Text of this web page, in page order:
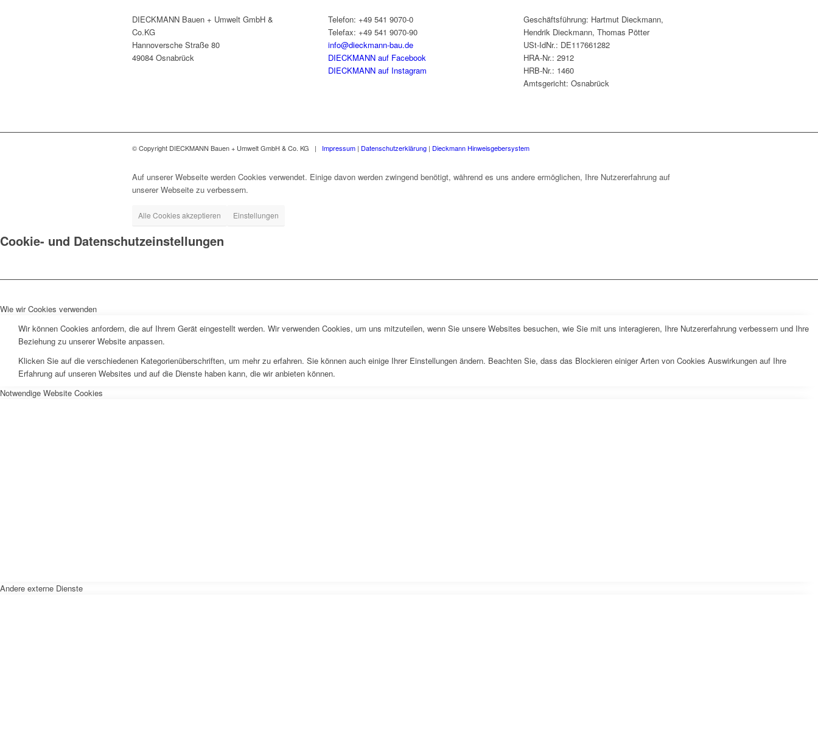
DIECKMANN Bauen + Umwelt GmbH &
Co.KG
Hannoversche Straße 80
49084 Osnabrück
Telefon: +49 541 9070-0
Telefax: +49 541 9070-90
info@dieckmann-bau.de
DIECKMANN auf Facebook
DIECKMANN auf Instagram
Geschäftsführung: Hartmut Dieckmann,
Hendrik Dieckmann, Thomas Pötter
USt-IdNr.: DE117661282
HRA-Nr.: 2912
HRB-Nr.: 1460
Amtsgericht: Osnabrück
© Copyright DIECKMANN Bauen + Umwelt GmbH & Co. KG | Impressum | Datenschutzerklärung | Dieckmann Hinweisgebersystem
Auf unserer Webseite werden Cookies verwendet. Einige davon werden zwingend benötigt, während es uns andere ermöglichen, Ihre Nutzererfahrung auf
unserer Webseite zu verbessern.
Alle Cookies akzeptieren Einstellungen
Cookie- und Datenschutzeinstellungen
Wie wir Cookies verwenden
Wir können Cookies anfordern, die auf Ihrem Gerät eingestellt werden. Wir verwenden Cookies, um uns mitzuteilen, wenn Sie unsere Websites besuchen, wie Sie mit uns interagieren, Ihre Nutzererfahrung verbessern und Ihre
Beziehung zu unserer Website anpassen.
Klicken Sie auf die verschiedenen Kategorienüberschriften, um mehr zu erfahren. Sie können auch einige Ihrer Einstellungen ändern. Beachten Sie, dass das Blockieren einiger Arten von Cookies Auswirkungen auf Ihre
Erfahrung auf unseren Websites und auf die Dienste haben kann, die wir anbieten können.
Notwendige Website Cookies
Andere externe Dienste